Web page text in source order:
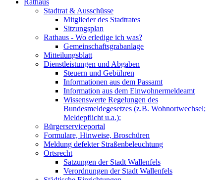
Rathaus
Stadtrat & Ausschüsse
Mitglieder des Stadtrates
Sitzungsplan
Rathaus - Wo erledige ich was?
Gemeinschaftsgrabanlage
Mitteilungsblatt
Dienstleistungen und Abgaben
Steuern und Gebühren
Informationen aus dem Passamt
Information aus dem Einwohnermeldeamt
Wissenswerte Regelungen des
Bundesmeldegesetzes (z.B. Wohnortwechsel;
Meldepflicht u.a.):
Bürgerserviceportal
Formulare, Hinweise, Broschüren
Meldung defekter Straßenbeleuchtung
Ortsrecht
Satzungen der Stadt Wallenfels
Verordnungen der Stadt Wallenfels